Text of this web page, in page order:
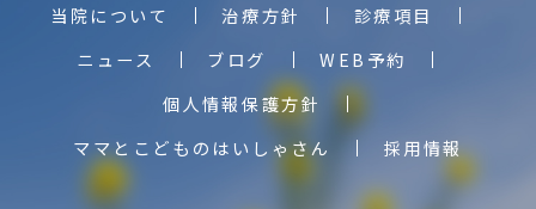
当院について 治療方針
診療項目
ニュース
ブログ
WEB予約
個人情報保護方針
ママとこどものはいしゃさん
採用情報